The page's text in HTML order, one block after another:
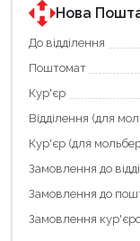
програмою
єКнига.
Використовуйте
карту
щоб
зекономити
та
отримати
переваги!
картою
єКнига
–
програмою
«Національний
кешбек».
покупку
«Національний
кешбек»
та
отримуйте
повернення
Економте
більше
разом
Нова
До відділення
Поштомат
Кур'єр
Відділення (для
Кур'єр (для
Замовлення до
Замовлення до
Замовлення